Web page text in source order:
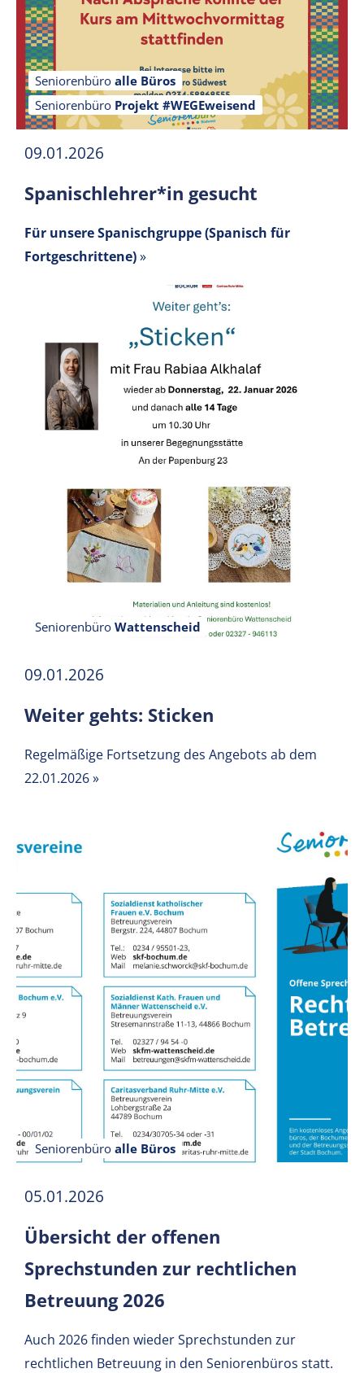
Seniorenbüro alle Büros
Seniorenbüro Projekt #WEGEweisend
09.01.2026
Spanischlehrer*in gesucht
Für unsere Spanischgruppe (Spanisch für
Fortgeschrittene)»
Seniorenbüro Wattenscheid
09.01.2026
Weiter gehts: Sticken
Regelmäßige Fortsetzung des Angebots ab dem
22.01.2026»
Seniorenbüro alle Büros
05.01.2026
Übersicht der offenen
Sprechstunden zur rechtlichen
Betreuung 2026
Auch 2026 finden wieder Sprechstunden zur
rechtlichen Betreuung in den Seniorenbüros statt.